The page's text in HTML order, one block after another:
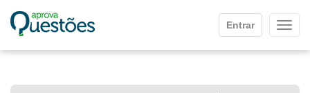
Entrar